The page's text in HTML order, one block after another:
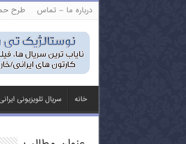
درباره ما – تماس طرح
خانه سریال تلویزیونی